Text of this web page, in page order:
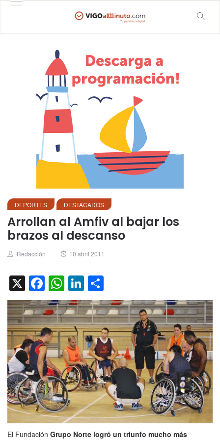
DEPORTES DESTACADOS
Arrollan al Amfiv al bajar los
brazos al descanso
Author
Redacción
Posted
10 abril 2011
X Facebook
WhatsApp
LinkedIn
El Fundación Grupo Norte logró un triunfo mucho más